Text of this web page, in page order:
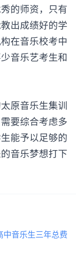
的师资，只有
出成绩好的学
在音乐校考中
音乐艺考生和
原音乐生集训
要综合考虑多
能予以足够的
音乐梦想打下
音乐生三年总费